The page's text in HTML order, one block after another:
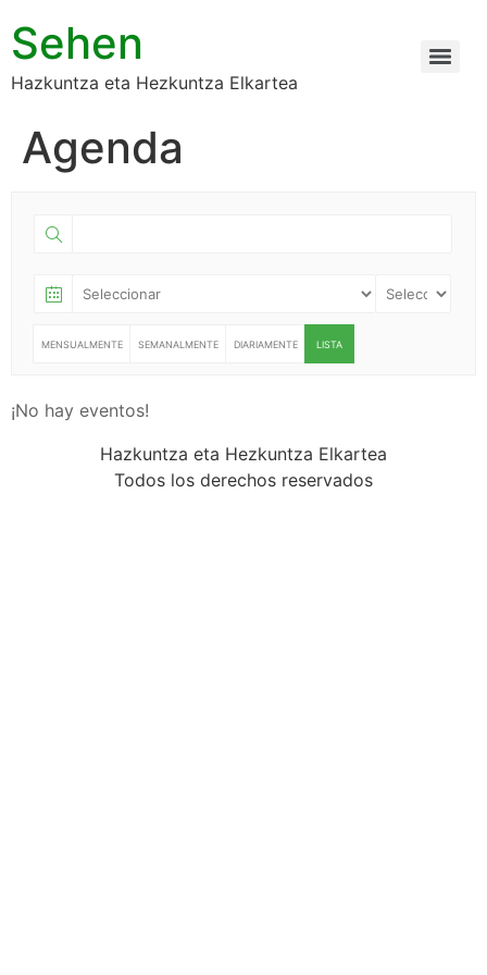
Sehen
Hazkuntza eta Hezkuntza Elkartea
Agenda
MENSUALMENTE SEMANALMENTE DIARIAMENTE LISTA
¡No hay eventos!
Hazkuntza eta Hezkuntza Elkartea
Todos los derechos reservados